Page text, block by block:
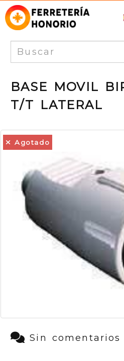
BASE MOVIL
T/T LATERAL
Agotado
Sin comentarios